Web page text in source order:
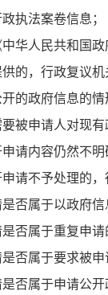
执法案卷信息；
华人民共和国
，行政复议机
的政府信息的情
被申请人对现
请内容仍然不明
不予处理的，
否属于以政府
否属于重复申请
否属于要求被
否属于申请公